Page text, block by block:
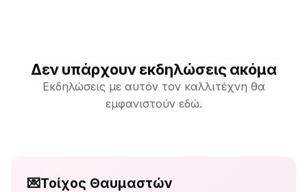
Δεν υπάρχουν εκδηλώσεις ακόμα
Εκδηλώσεις με αυτόν τον καλλιτέχνη θα
εμφανιστούν εδώ.
💌Τοίχος Θαυμαστών